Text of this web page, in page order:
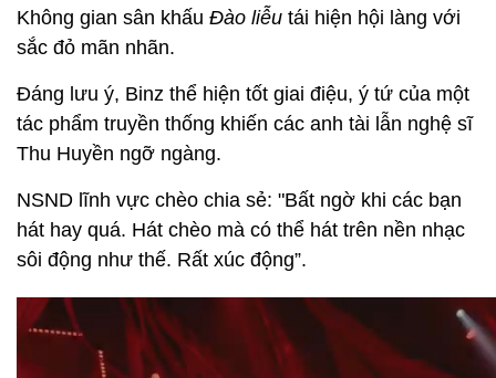
Không gian sân khấu Đào liễu tái hiện hội làng với
sắc đỏ mãn nhãn.
Đáng lưu ý, Binz thể hiện tốt giai điệu, ý tứ của một
tác phẩm truyền thống khiến các anh tài lẫn nghệ sĩ
Thu Huyền ngỡ ngàng.
NSND lĩnh vực chèo chia sẻ: "Bất ngờ khi các bạn
hát hay quá. Hát chèo mà có thể hát trên nền nhạc
sôi động như thế. Rất xúc động”.